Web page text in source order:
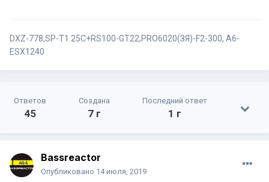
DXZ-778,SP-T1.25C+RS100-GT22,PRO6020(ЗЯ)-F2-300, А6-
ESX1240
Ответов
45
Создана
7 г
Последний ответ
1 г
Bassreactor
Опубликовано 14 июля, 2019